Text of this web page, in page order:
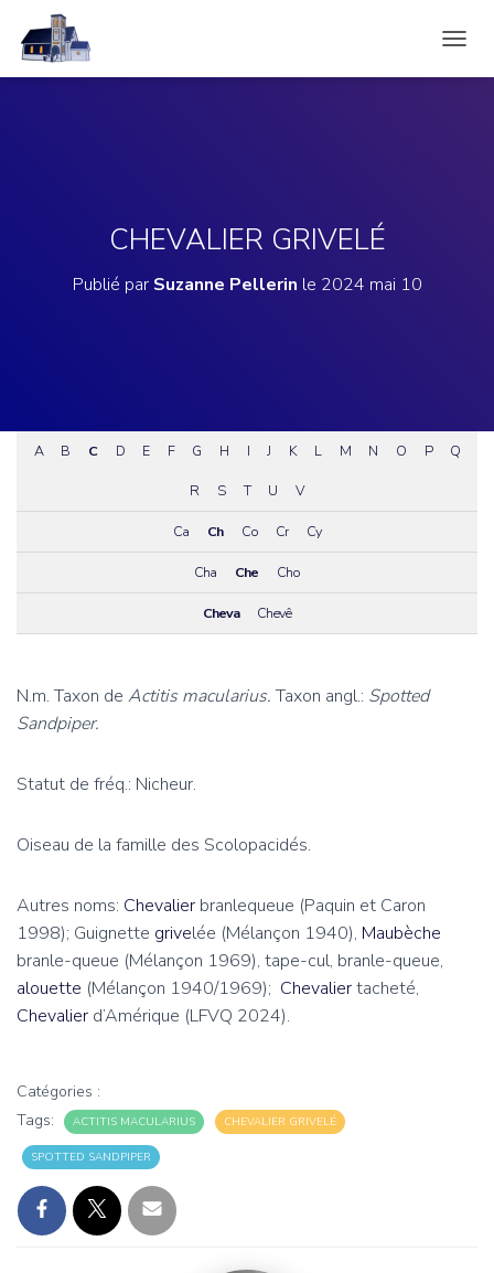
É
N
CHEVALIER GRIVELÉ
Publié par Suzanne Pellerin le 2024 mai 10
A B C D E F G H I J K L M N O P Q
R S T U V
Ca Ch Co Cr Cy
Cha Che Cho
Cheva Chevê
N.m. Taxon de Actitis macularius.Taxon angl.: Spotted
Sandpiper.
Statut de fréq.: Nicheur.
Oiseau de la famille des Scolopacidés.
Autres noms: Chevalier branlequeue (Paquin et Caron
1998); Guignette grivelée (Mélançon 1940), Maubèche
branle-queue (Mélançon 1969), tape-cul, branle-queue,
alouette (Mélançon 1940/1969); Chevaliertacheté,
Chevalier d’Amérique (LFVQ 2024).
Catégories :
Tags:
ACTITIS MACULARIUS CHEVALIER GRIVELÉ
SPOTTED SANDPIPER